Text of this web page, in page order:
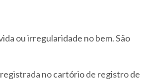
ou irregularidade no bem. São
no cartório de registro de